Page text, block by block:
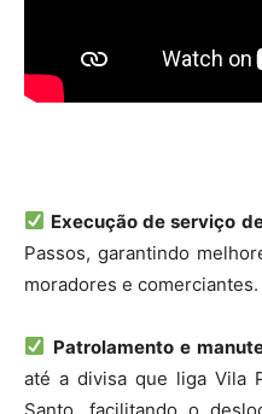
Execução de serviço
Passos, garantindo
moradores e comerciantes.
Patrolamento e
até a divisa que liga Vila